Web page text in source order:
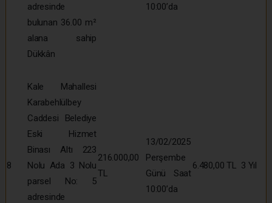
adresinde
bulunan 36.00 m²
alana sahip
Dükkân
10:00’da
8
Kale Mahallesi
Karabehlülbey
Caddesi Belediye
Eski Hizmet
Binası Altı 223
Nolu Ada 3 Nolu
parsel No: 5
adresinde
216.000,00
TL
13/02/2025
Perşembe
Günü Saat
10:00’da
6.480,00 TL 3 Yıl